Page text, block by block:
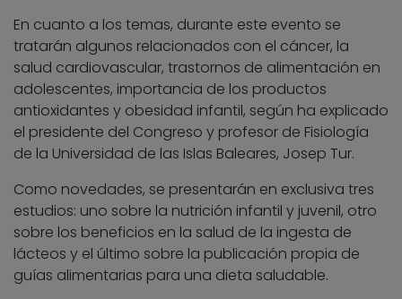
En cuanto a los temas, durante este evento se
tratarán algunos relacionados con el cáncer, la
salud cardiovascular, trastornos de alimentación en
adolescentes, importancia de los productos
antioxidantes y obesidad infantil, según ha explicado
el presidente del Congreso y profesor de Fisiología
de la Universidad de las Islas Baleares, Josep Tur.
Como novedades, se presentarán en exclusiva tres
estudios: uno sobre la nutrición infantil y juvenil, otro
sobre los beneficios en la salud de la ingesta de
lácteos y el último sobre la publicación propia de
guías alimentarias para una dieta saludable.